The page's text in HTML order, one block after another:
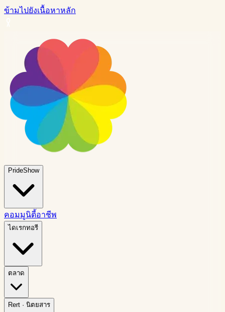
ข้ามไปยังเนื้อหาหลัก
PrideShow
คอมมูนิตี้อาชีพ
ไดเรกทอรี
ตลาด
Rert · นิตยสาร